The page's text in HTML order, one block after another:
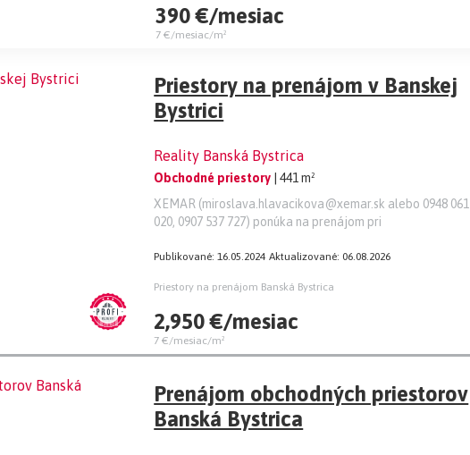
390 €/mesiac
7 €/mesiac/m²
Priestory na prenájom v Banskej
Bystrici
Reality Banská Bystrica
Obchodné priestory
| 441 m²
XEMAR (miroslava.hlavacikova@xemar.sk alebo 0948 061
020, 0907 537 727) ponúka na prenájom pri
Publikované: 16.05.2024 Aktualizované: 06.08.2026
Priestory na prenájom Banská Bystrica
2,950 €/mesiac
7 €/mesiac/m²
Prenájom obchodných priestorov
Banská Bystrica